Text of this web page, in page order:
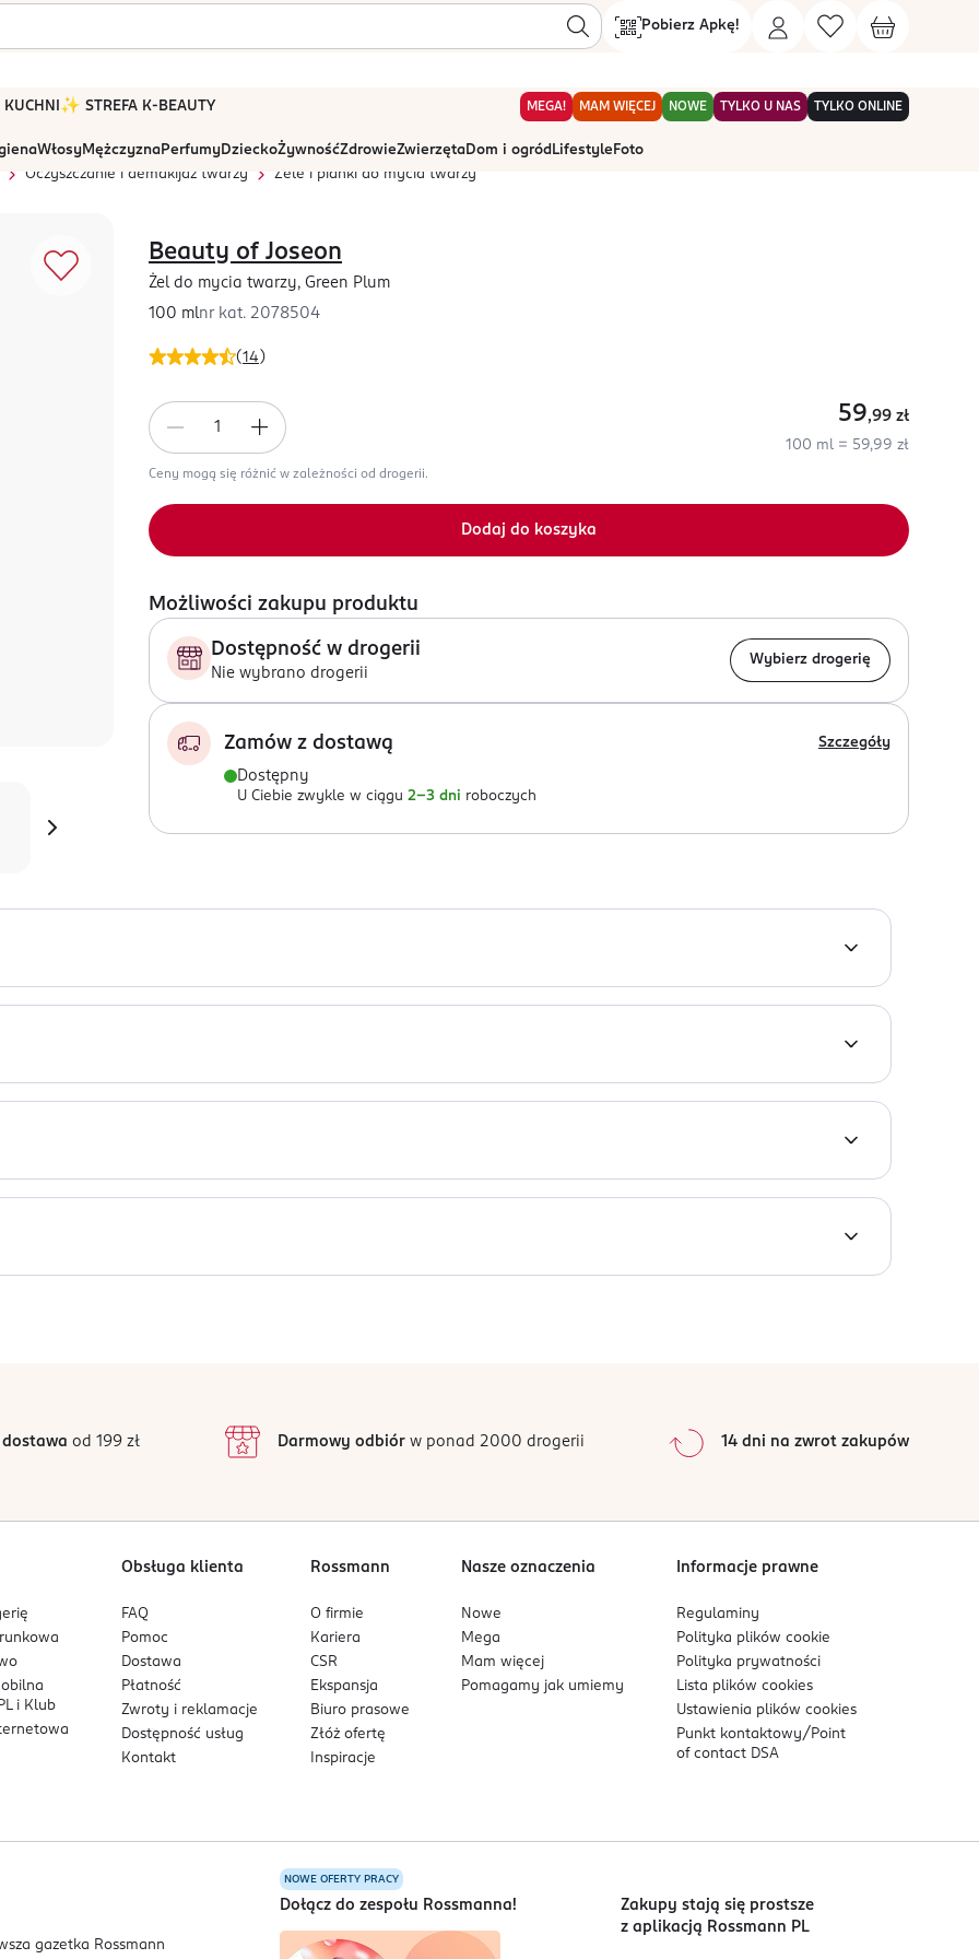
Pobierz Apkę!
KUCHNI ✨ STREFA K-BEAUTY MEGA! MAM WIĘCEJ NOWE TYLKO U NAS TYLKO ONLINE
WłosyMężczyznaPerfumyDzieckoŻywnośćZdrowieZwierzętaDom i ogród Lifestyle Foto
Oczyszczanie i demakijaż twarzy
Żele i pianki do mycia twarzy
(14 )
Beauty of Joseon
Żel do mycia twarzy, Green Plum
100 mlnr kat. 2078504
59,99 zł
100 ml = 59,99 zł
Ceny mogą się różnić w zależności od drogerii.
Dodaj do koszyka
Możliwości zakupu produktu
Dostępność w drogerii
Nie wybrano drogerii
Wybierz drogerię
Zamów z dostawą Szczegóły
Dostępny
U Ciebie zwykle w ciągu 2-3 dni roboczych
niskim pH. Delikatnie usuwa wszelkie zanieczyszczenia oraz nadmiar sebum. Pozostawia skórę odświeżoną i
Phaseolus Radiatus Seed Extract, Sodium Cocoyl Isethionate, Glycerin, Sodium Chloride, Camellia
Flower Extract, Garcinia Mangostana Peel Extract, Propylene Glycol Laurate, Sodium Citrate, Disodium
oczyszczającego, balsamu, itp.) jako pierwszego etapu zmywania makijażu.
2
1
0%
Sortowanie wgdata: od najnowszej
od 199 zł Darmowy odbiórw ponad 2000 drogerii 14 dni na zwrot zakupów
i Klub
Obsługa klienta
FAQ
Pomoc
Dostawa
Płatność
Zwroty i reklamacje
Dostępność usług
Kontakt
Rossmann
O firmie
Kariera
CSR
Ekspansja
Biuro prasowe
Złóż ofertę
Inspiracje
Nasze oznaczenia
Nowe
Mega
Mam więcej
Pomagamy jak umiemy
Informacje prawne
Regulaminy
Polityka plikówcookie
Polityka prywatności
Lista plikówcookies
Ustawienia plikówcookies
Punkt kontaktowy/ Point
of contact DSA
NOWE OFERTY PRACY
Dołącz do zespołu Rossmanna!
Zakupy stają się prostsze
z aplikacją Rossmann PL